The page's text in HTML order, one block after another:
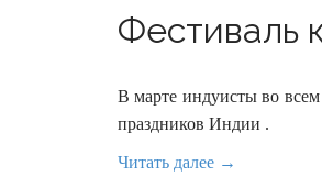
Фестиваль
В марте индуисты во
праздников Индии .
Читать далее →